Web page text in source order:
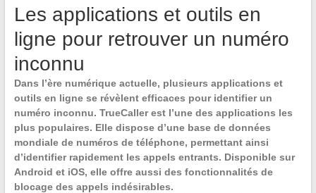
Les applications et outils en
ligne pour retrouver un numéro
inconnu
Dans l’ère numérique actuelle, plusieurs applications et
outils en ligne se révèlent efficaces pour identifier un
numéro inconnu. TrueCallerest l’une des applications les
plus populaires. Elle dispose d’une base de données
mondiale de numéros de téléphone, permettant ainsi
d’identifier rapidement les appels entrants. Disponible sur
Android et iOS, elle offre aussi des fonctionnalités de
blocage des appels indésirables.